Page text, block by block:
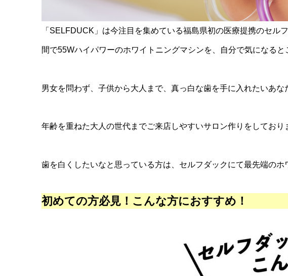
「SELFDUCK」は今注目を集めている福島県初の医療提携のセ
間で55Wハイパワーのホワイトニングマシンを、自分で気になる
男女を問わず、子供から大人まで、真っ白な歯を手に入れたいあな
年齢を重ねた大人の世代までご来店しやすいサロン作りをしており
歯を白くしたいなと思っている方は、セルフダックにて最先端のホ
初めての方必見！こんな方におすすめ！